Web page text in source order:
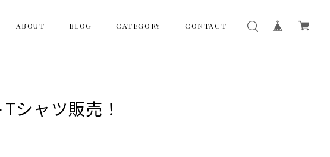
ABOUT BLOG CATEGORY CONTACT
シャツ販売！